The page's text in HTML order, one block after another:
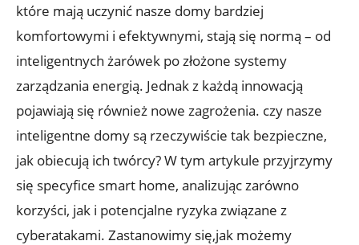
które mają uczynić nasze domy bardziej
komfortowymi i efektywnymi, stają się ⁢normą – od
inteligentnych żarówek po złożone systemy
zarządzania⁢ energią. Jednak⁤ z każdą innowacją
pojawiają się również nowe zagrożenia. czy nasze
inteligentne domy są rzeczywiście ⁣tak bezpieczne,
jak obiecują ​ich twórcy? ‌W tym artykule przyjrzymy
się specyfice smart home, analizując zarówno
‌korzyści, jak i potencjalne ryzyka związane z
cyberatakami. Zastanowimy się,jak możemy